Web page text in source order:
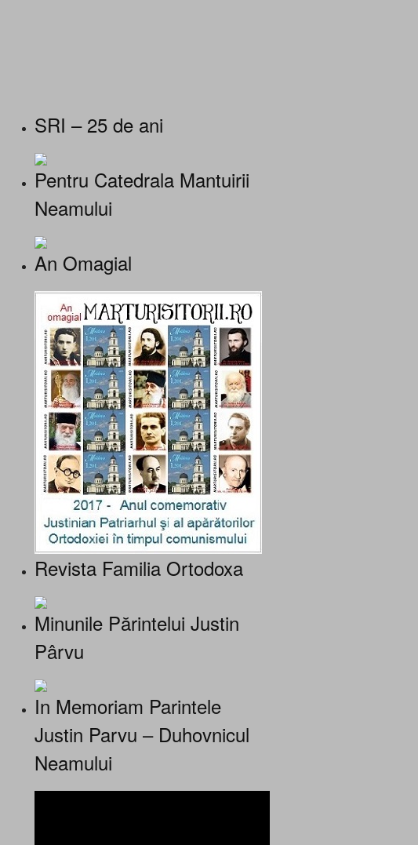
SRI – 25 de ani
Pentru Catedrala Mantuirii
Neamului
An Omagial
Revista Familia Ortodoxa
Minunile Părintelui Justin
Pârvu
In Memoriam Parintele
Justin Parvu – Duhovnicul
Neamului